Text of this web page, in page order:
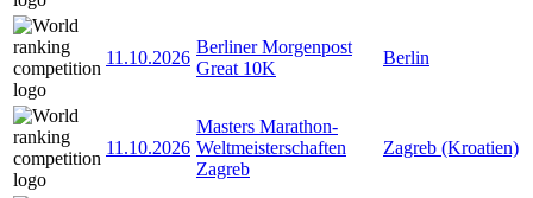
11.10.2026
Berliner Morgenpost
Great 10K
Berlin
11.10.2026
Masters Marathon-
Weltmeisterschaften
Zagreb
Zagreb (Kroatien)